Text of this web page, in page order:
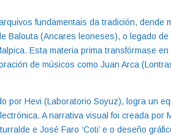
fundamentais da tradición, dende
Balouta (Ancares leoneses), o legado
Esta materia prima transfórmase
de músicos como Juan Arca
por Hevi (Laboratorio Soyuz), logra un
A narrativa visual foi creada por
e José Faro ‘Coti’ e o deseño